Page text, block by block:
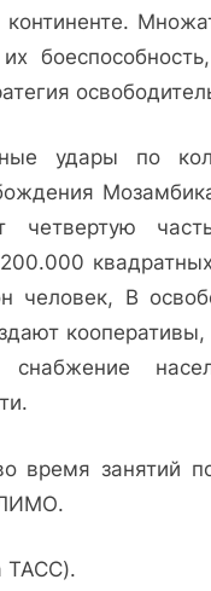
континенте.
их
удары по
четвертую
человек, В
снабжение
время занятий
ТАСС).